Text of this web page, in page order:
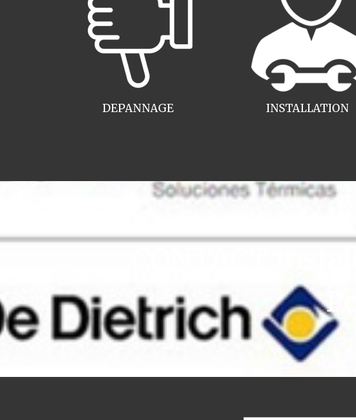
INSTALLATION
DEPANNAGE
CONTACT